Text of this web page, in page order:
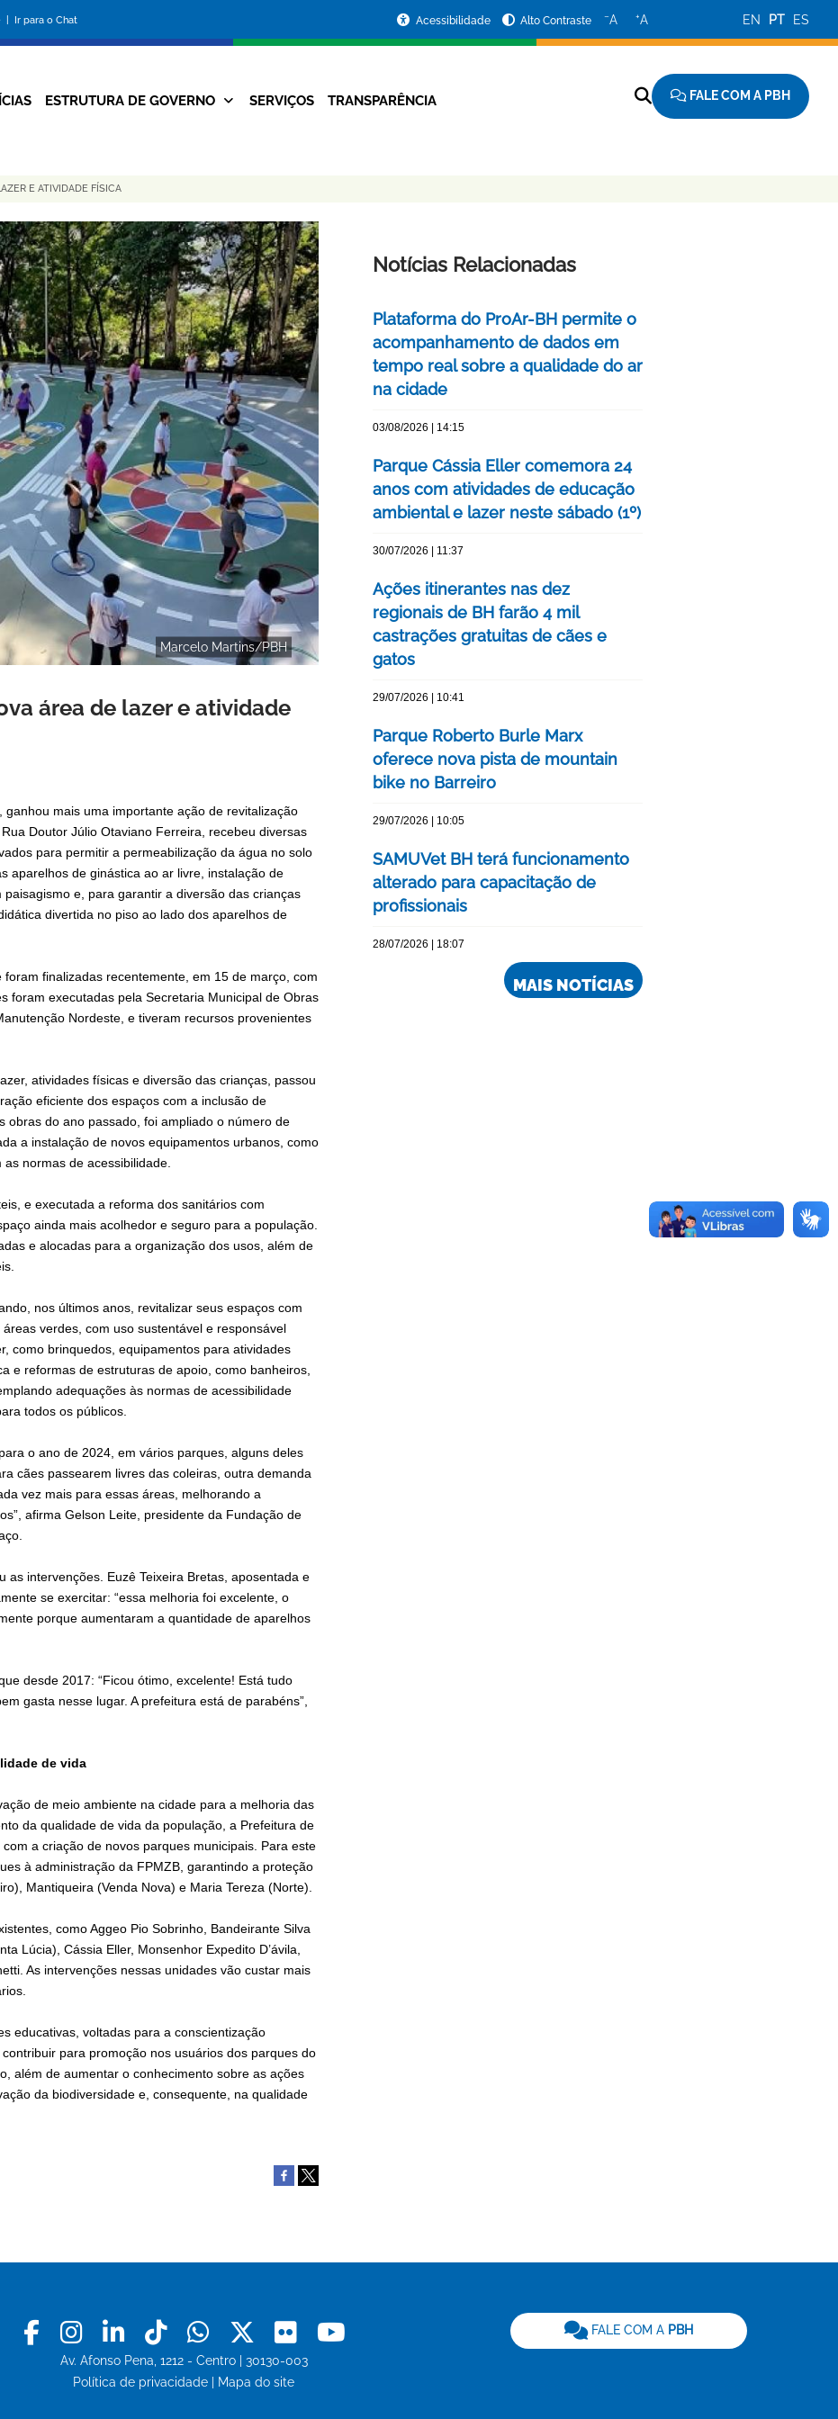
| Ir para o Chat
da
Prefeitura
Acessibilidade Alto Contraste −A +A EN PT ES
Navegação
ESTRUTURA DE GOVERNO SERVIÇOS TRANSPARÊNCIA FALE COM A PBH
E ATIVIDADE FÍSICA
Marcelo Martins/PBH
área de lazer e atividade
mais uma importante ação de revitalização
Doutor Júlio Otaviano Ferreira, recebeu diversas
para permitir a permeabilização da água no solo
aparelhos de ginástica ao ar livre, instalação de
e, para garantir a diversão das crianças
divertida no piso ao lado dos aparelhos de
finalizadas recentemente, em 15 de março, com
foram executadas pela Secretaria Municipal de Obras
Nordeste, e tiveram recursos provenientes
atividades físicas e diversão das crianças, passou
eficiente dos espaços com a inclusão de
obras do ano passado, foi ampliado o número de
a instalação de novos equipamentos urbanos, como
normas de acessibilidade.
e executada a reforma dos sanitários com
ainda mais acolhedor e seguro para a população.
e alocadas para a organização dos usos, além de
nos últimos anos, revitalizar seus espaços com
verdes, com uso sustentável e responsável
como brinquedos, equipamentos para atividades
e reformas de estruturas de apoio, como banheiros,
adequações às normas de acessibilidade
todos os públicos.
o ano de 2024, em vários parques, alguns deles
cães passearem livres das coleiras, outra demanda
vez mais para essas áreas, melhorando a
afirma Gelson Leite, presidente da Fundação de
intervenções. Euzê Teixeira Bretas, aposentada e
se exercitar: “essa melhoria foi excelente, o
porque aumentaram a quantidade de aparelhos
desde 2017: “Ficou ótimo, excelente! Está tudo
gasta nesse lugar. A prefeitura está de parabéns”,
de vida
de meio ambiente na cidade para a melhoria das
da qualidade de vida da população, a Prefeitura de
a criação de novos parques municipais. Para este
à administração da FPMZB, garantindo a proteção
Mantiqueira (Venda Nova) e Maria Tereza (Norte).
como Aggeo Pio Sobrinho, Bandeirante Silva
Lúcia), Cássia Eller, Monsenhor Expedito D’ávila,
As intervenções nessas unidades vão custar mais
educativas, voltadas para a conscientização
para promoção nos usuários dos parques do
além de aumentar o conhecimento sobre as ações
da biodiversidade e, consequente, na qualidade
Notícias Relacionadas
Plataforma do ProAr-BH permite o
acompanhamento de dados em
tempo real sobre a qualidade do ar
na cidade
03/08/2026 | 14:15
Parque Cássia Eller comemora 24
anos com atividades de educação
ambiental e lazer neste sábado (1º)
30/07/2026 | 11:37
Ações itinerantes nas dez
regionais de BH farão 4 mil
castrações gratuitas de cães e
gatos
29/07/2026 | 10:41
Parque Roberto Burle Marx
oferece nova pista de mountain
bike no Barreiro
29/07/2026 | 10:05
SAMUVet BH terá funcionamento
alterado para capacitação de
profissionais
28/07/2026 | 18:07
MAIS NOTÍCIAS
Facebook
Instagram
LinkedinTiktokWhatsapp
X Flickr
Av. Afonso Pena, 1212 - Centro | 30130-003
Política de privacidade
Mapa do site
FALE COM A PBH